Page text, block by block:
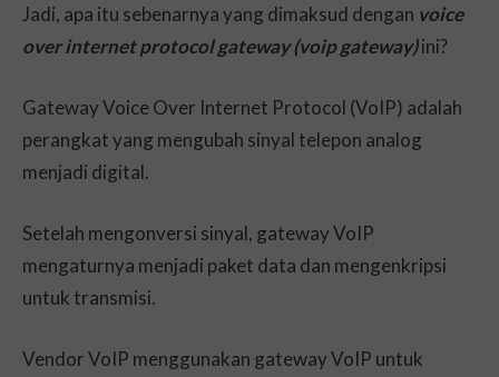
Jadi, apa itu sebenarnya yang dimaksud dengan voice
over internet protocol gateway (voip gateway)ini?
Gateway Voice Over Internet Protocol (VoIP) adalah
perangkat yang mengubah sinyal telepon analog
menjadi digital.
Setelah mengonversi sinyal, gateway VoIP
mengaturnya menjadi paket data dan mengenkripsi
untuk transmisi.
Vendor VoIP menggunakan gateway VoIP untuk